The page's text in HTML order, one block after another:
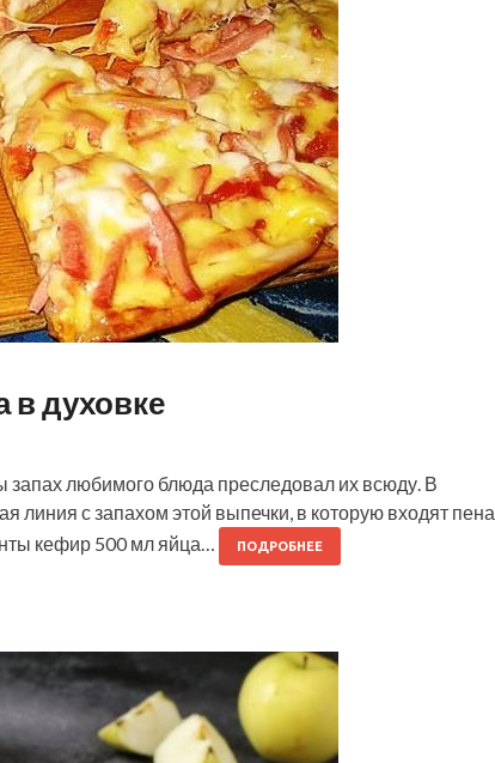
в духовке
запах любимого блюда преследовал их всюду. В
линия с запахом этой выпечки, в которую входят пена
кефир 500 мл яйца…
ПОДРОБНЕЕ